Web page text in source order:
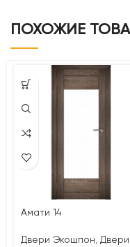
ПОХОЖИЕ
Амати 14
Двери Экошпон, Двери